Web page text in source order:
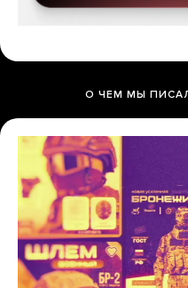
О ЧЕМ МЫ